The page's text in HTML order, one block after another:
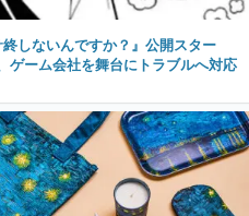
しないんですか？』公開スター
ゲーム会社を舞台にトラブルへ対応